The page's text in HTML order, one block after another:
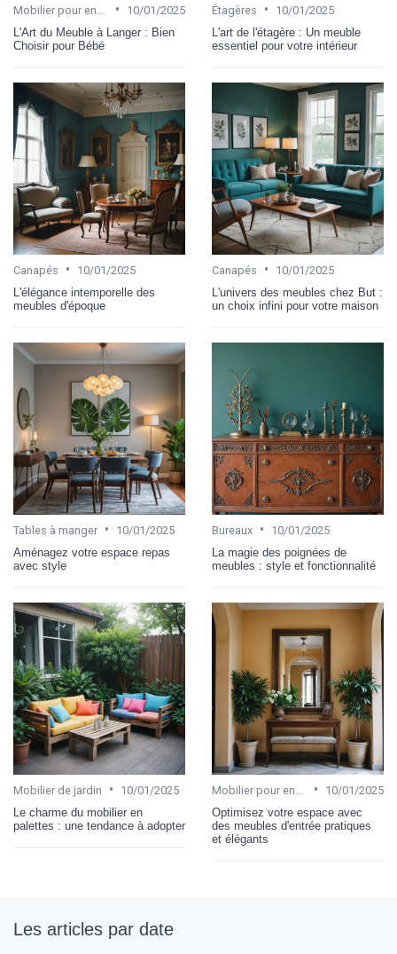
•
10/01/2025
L'Art du Meuble à Langer : Bien
Choisir pour Bébé
Étagères •
10/01/2025
L'art de l'étagère : Un meuble
essentiel pour votre intérieur
Canapés •
10/01/2025
L'élégance intemporelle des
meubles d'époque
Canapés •
10/01/2025
L'univers des meubles chez But :
un choix infini pour votre maison
Tables à manger •
10/01/2025
Aménagez votre espace repas
avec style
Bureaux •
10/01/2025
La magie des poignées de
meubles : style et fonctionnalité
Mobilier de jardin •
10/01/2025
Le charme du mobilier en
palettes : une tendance à adopter
•
10/01/2025
Optimisez votre espace avec
des meubles d'entrée pratiques
et élégants
Les articles par date